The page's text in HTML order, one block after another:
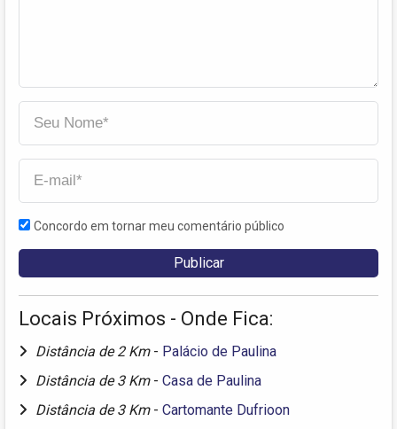
Concordo em tornar meu comentário público
Locais Próximos - Onde Fica:
Distância de 2 Km - Palácio de Paulina
Distância de 3 Km - Casa de Paulina
Distância de 3 Km - Cartomante Dufrioon